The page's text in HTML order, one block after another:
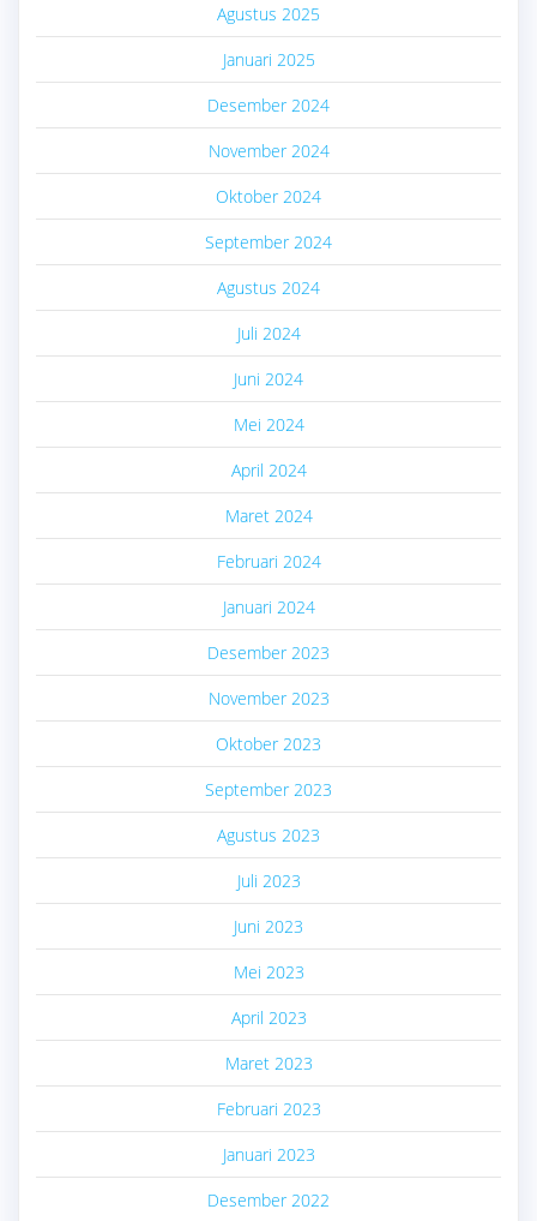
Agustus 2025
Januari 2025
Desember 2024
November 2024
Oktober 2024
September 2024
Agustus 2024
Juli 2024
Juni 2024
Mei 2024
April 2024
Maret 2024
Februari 2024
Januari 2024
Desember 2023
November 2023
Oktober 2023
September 2023
Agustus 2023
Juli 2023
Juni 2023
Mei 2023
April 2023
Maret 2023
Februari 2023
Januari 2023
Desember 2022